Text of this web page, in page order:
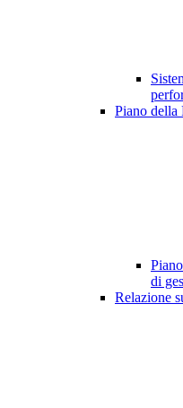
Piano della
di
Relazione